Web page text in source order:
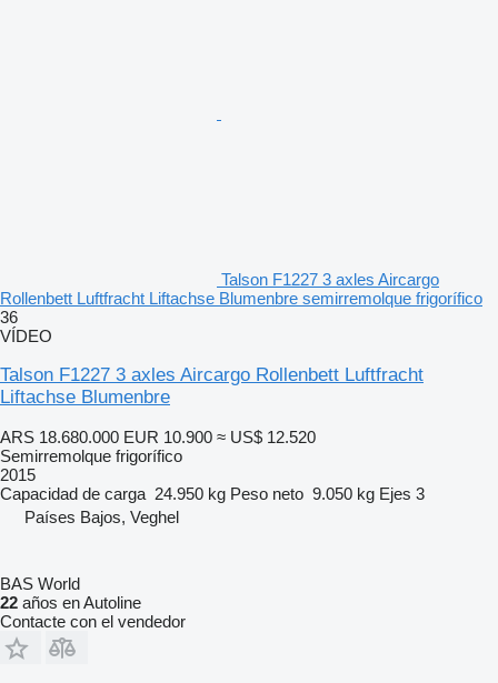
Talson F1227 3 axles Aircargo
Rollenbett Luftfracht Liftachse Blumenbre semirremolque frigorífico
36
VÍDEO
Talson F1227 3 axles Aircargo Rollenbett Luftfracht
Liftachse Blumenbre
ARS 18.680.000 EUR 10.900 ≈ US$ 12.520
Semirremolque frigorífico
2015
Capacidad de carga 24.950 kg Peso neto 9.050 kg Ejes 3
Países Bajos, Veghel
BAS World
22 años en Autoline
Contacte con el vendedor